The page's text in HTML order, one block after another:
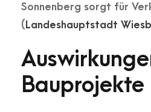
Sonnenberg sorgt für
( Landeshauptstadt
Bauprojekte